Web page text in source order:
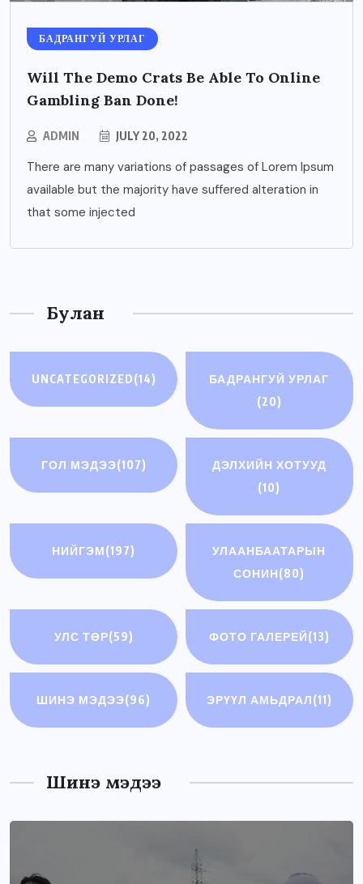
БАДРАНГУЙ УРЛАГ
Will The Demo Crats Be Able To Online
Gambling Ban Done!
ADMIN JULY 20, 2022
There are many variations of passages of Lorem Ipsum
available but the majority have suffered alteration in
that some injected
Булан
UNCATEGORIZED(14)
БАДРАНГУЙ УРЛАГ
(20)
ГОЛ МЭДЭЭ(107)
ДЭЛХИЙН ХОТУУД
(10)
НИЙГЭМ(197)
УЛААНБААТАРЫН
СОНИН(80)
УЛС ТӨР(59) ФОТО ГАЛЕРЕЙ(13)
ШИНЭ МЭДЭЭ(96) ЭРҮҮЛ АМЬДРАЛ(11)
Шинэ мэдээ